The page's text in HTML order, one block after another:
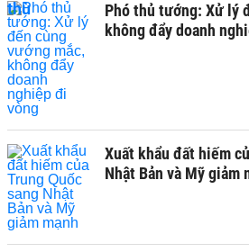
Phó thủ tướng: Xử lý
không đẩy doanh
Xuất khẩu đất hiếm
Nhật Bản và Mỹ giảm